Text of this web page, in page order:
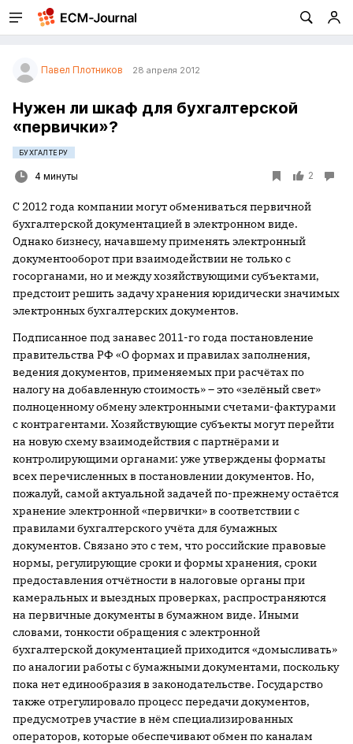
Павел Плотников 28 апреля 2012
Нужен ли шкаф для бухгалтерской
«первички»?
БУХГАЛТЕРУ
4 минуты 2
С 2012 года компании могут обмениваться первичной
бухгалтерской документацией в электронном виде.
Однако бизнесу, начавшему применять электронный
документооборот при взаимодействии не только с
госорганами, но и между хозяйствующими субъектами,
предстоит решить задачу хранения юридически значимых
электронных бухгалтерских документов.
Подписанное под занавес 2011-го года постановление
правительства РФ «О формах и правилах заполнения,
ведения документов, применяемых при расчётах по
налогу на добавленную стоимость» – это «зелёный свет»
полноценному обмену электронными счетами-фактурами
с контрагентами. Хозяйствующие субъекты могут перейти
на новую схему взаимодействия с партнёрами и
контролирующими органами: уже утверждены форматы
всех перечисленных в постановлении документов. Но,
пожалуй, самой актуальной задачей по-прежнему остаётся
хранение электронной «первички» в соответствии с
правилами бухгалтерского учёта для бумажных
документов. Связано это с тем, что российские правовые
нормы, регулирующие сроки и формы хранения, сроки
предоставления отчётности в налоговые органы при
камеральных и выездных проверках, распространяются
на первичные документы в бумажном виде. Иными
словами, тонкости обращения с электронной
бухгалтерской документацией приходится «домысливать»
по аналогии работы с бумажными документами, поскольку
пока нет единообразия в законодательстве. Государство
также отрегулировало процесс передачи документов,
предусмотрев участие в нём специализированных
операторов, которые обеспечивают обмен по каналам